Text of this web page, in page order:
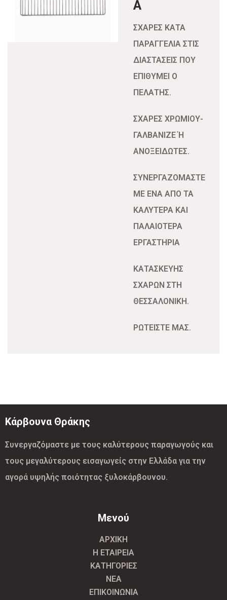
Α
ΣΧΑΡΕΣ ΚΑΤΑ
ΠΑΡΑΓΓΕΛΙΑ ΣΤΙΣ
ΔΙΑΣΤΑΣΕΙΣ ΠΟΥ
ΕΠΙΘΥΜΕΙ Ο
ΠΕΛΑΤΗΣ.
ΣΧΑΡΕΣ ΧΡΩΜΙΟΥ-
ΓΑΛΒΑΝΙΖΕ Ή
ΑΝΟΞΕΙΔΩΤΕΣ.
ΣΥΝΕΡΓΑΖΟΜΑΣΤΕ
ΜΕ ΕΝΑ ΑΠΟ ΤΑ
ΚΑΛΥΤΕΡΑ ΚΑΙ
ΠΑΛΑΙΟΤΕΡΑ
ΕΡΓΑΣΤΗΡΙΑ
ΚΑΤΑΣΚΕΥΗΣ
ΣΧΑΡΩΝ ΣΤΗ
ΘΕΣΣΑΛΟΝΙΚΗ.
ΡΩΤΕΙΣΤΕ ΜΑΣ.
Κάρβουνα Θράκης
Συνεργαζόμαστε με τους καλύτερους παραγωγούς και
τους μεγαλύτερους εισαγωγείς στην Ελλάδα για την
αγορά υψηλής ποιότητας ξυλοκάρβουνου.
Μενού
ΑΡΧΙΚΗ
Η ΕΤΑΙΡΕΙΑ
ΚΑΤΗΓΟΡΙΕΣ
ΝΕΑ
ΕΠΙΚΟΙΝΩΝΙΑ